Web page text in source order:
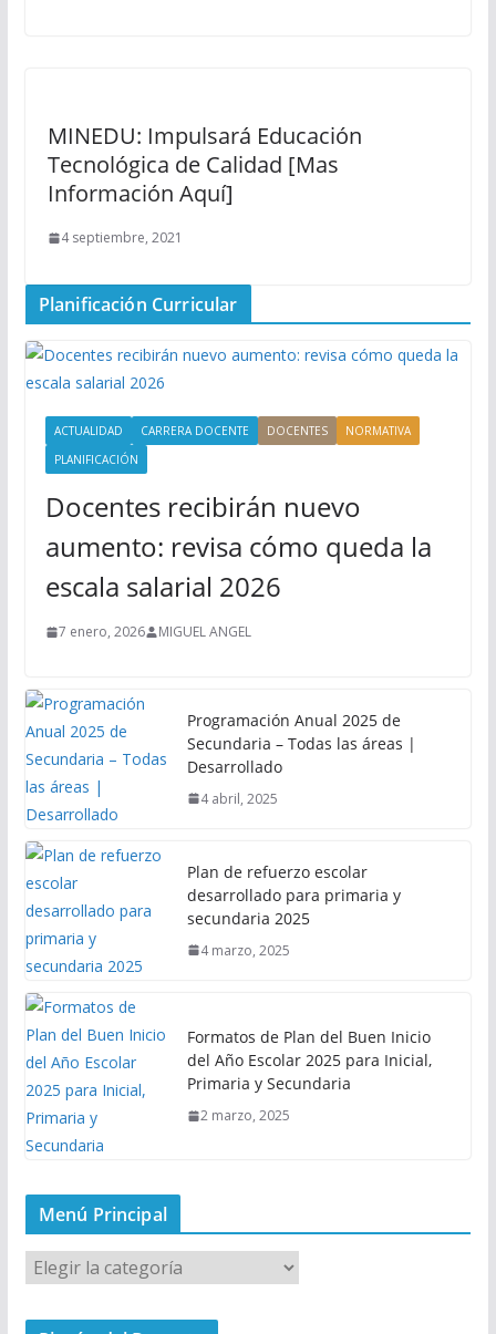
MINEDU: Impulsará Educación
Tecnológica de Calidad [Mas
Información Aquí]
4 septiembre, 2021
Planificación Curricular
ACTUALIDAD CARRERA DOCENTE DOCENTES
NORMATIVA
PLANIFICACIÓN
Docentes recibirán nuevo
aumento: revisa cómo queda la
escala salarial 2026
7 enero, 2026 MIGUEL ANGEL
Programación Anual 2025 de
Secundaria – Todas las áreas |
Desarrollado
4 abril, 2025
Plan de refuerzo escolar
desarrollado para primaria y
secundaria 2025
4 marzo, 2025
Formatos de Plan del Buen Inicio
del Año Escolar 2025 para Inicial,
Primaria y Secundaria
2 marzo, 2025
Menú Principal
M
e
n